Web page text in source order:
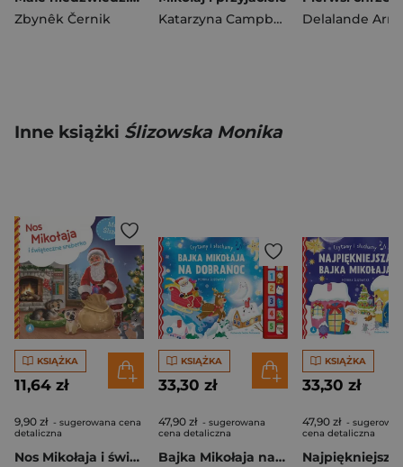
Zbynêk Černik
Katarzyna Campbell
Delalande
Inne książki Ślizowska Monika
KSIĄŻKA
11,64 zł
9,90 zł - sugerowana cena
detaliczna
Nos Mikołaja i świąteczne sreberko
KSIĄŻKA
33,30 zł
47,90 zł - sugerowana
cena detaliczna
Bajka Mikołaja na dobranoc. Czytamy i słuchamy
KSIĄŻKA
33,30 zł
47,90 zł -
cena detaliczna